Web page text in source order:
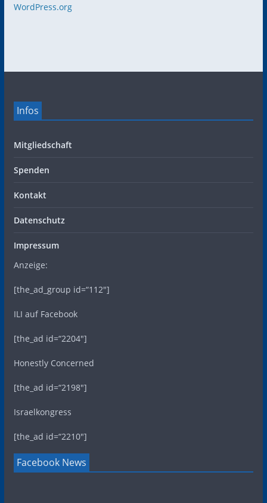
WordPress.org
Infos
Mitgliedschaft
Spenden
Kontakt
Datenschutz
Impressum
Anzeige:
[the_ad_group id=“112″]
ILI auf Facebook
[the_ad id=“2204″]
Honestly Concerned
[the_ad id=“2198″]
Israelkongress
[the_ad id=“2210″]
Facebook News